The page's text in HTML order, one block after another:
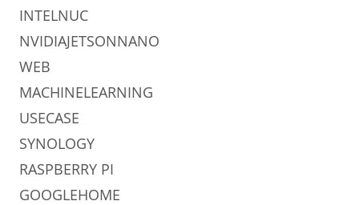
INTELNUC
NVIDIAJETSONNANO
WEB
MACHINELEARNING
USECASE
SYNOLOGY
RASPBERRY PI
GOOGLEHOME